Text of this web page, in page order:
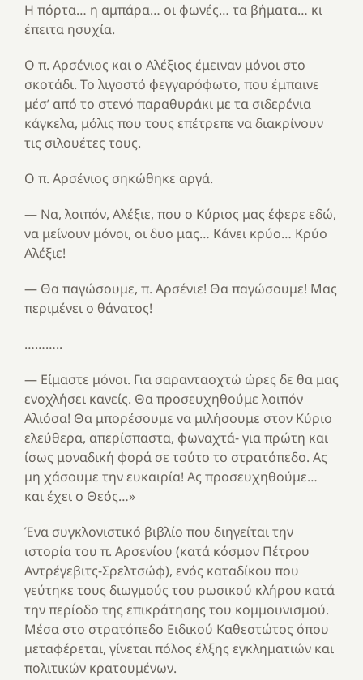
Η πόρτα… η αμπάρα… οι φωνές… τα βήματα… κι
έπειτα ησυχία.
Ο π. Αρσένιος και ο Αλέξιος έμειναν μόνοι στο
σκοτάδι. Το λιγοστό φεγγαρόφωτο, που έμπαινε
μέσ’ από το στενό παραθυράκι με τα σιδερένια
κάγκελα, μόλις που τους επέτρεπε να διακρίνουν
τις σιλουέτες τους.
Ο π. Αρσένιος σηκώθηκε αργά.
— Να, λοιπόν, Αλέξιε, που ο Κύριος μας έφερε εδώ,
να μείνουν μόνοι, οι δυο μας… Κάνει κρύο… Κρύο
Αλέξιε!
— Θα παγώσουμε, π. Αρσένιε! Θα παγώσουμε! Μας
περιμένει ο θάνατος!
………..
— Είμαστε μόνοι. Για σαρανταοχτώ ώρες δε θα μας
ενοχλήσει κανείς. Θα προσευχηθούμε λοιπόν
Αλιόσα! Θα μπορέσουμε να μιλήσουμε στον Κύριο
ελεύθερα, απερίσπαστα, φωναχτά- για πρώτη και
ίσως μοναδική φορά σε τούτο το στρατόπεδο. Ας
μη χάσουμε την ευκαιρία! Ας προσευχηθούμε…
και έχει ο Θεός…»
Ένα συγκλονιστικό βιβλίο που διηγείται την
ιστορία του π. Αρσενίου (κατά κόσμον Πέτρου
Αντρέγεβιτς-Σρελτσώφ), ενός καταδίκου που
γεύτηκε τους διωγμούς του ρωσικού κλήρου κατά
την περίοδο της επικράτησης του κομμουνισμού.
Μέσα στο στρατόπεδο Ειδικού Καθεστώτος όπου
μεταφέρεται, γίνεται πόλος έλξης εγκληματιών και
πολιτικών κρατουμένων.